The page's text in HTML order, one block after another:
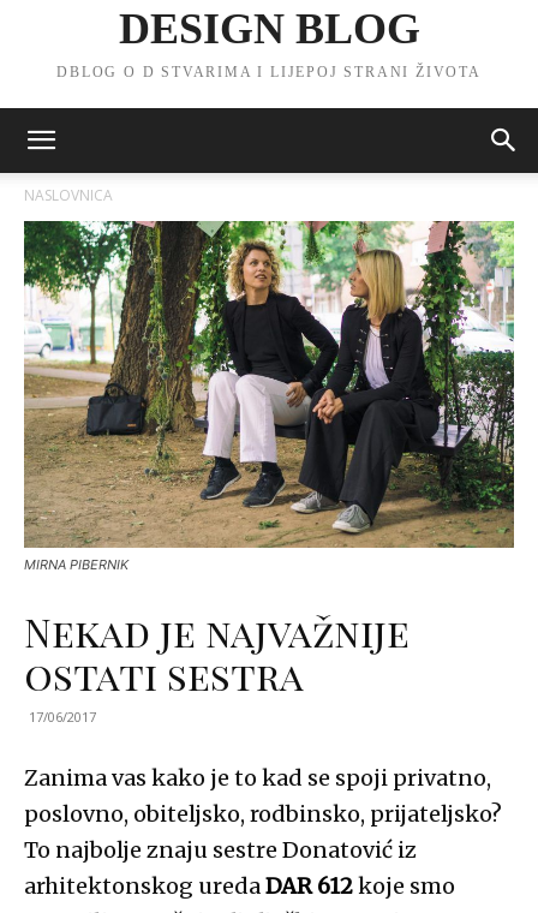
DESIGN BLOG
DBLOG O D STVARIMA I LIJEPOJ STRANI ŽIVOTA
NASLOVNICA
MIRNA PIBERNIK
Nekad je najvažnije
ostati sestra
17/06/2017
Zanima vas kako je to kad se spoji privatno,
poslovno, obiteljsko, rodbinsko, prijateljsko?
To najbolje znaju sestre Donatović iz
arhitektonskog uredaDAR 612koje smo